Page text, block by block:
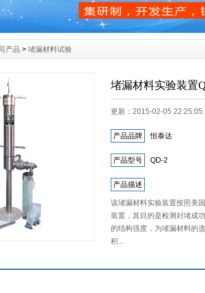
产品 > 堵漏材料试验
堵漏材料实验装置
更新：2015-02-05
产品品牌 恒泰达
产品型号 QD-2
产品描述
该堵漏材料实验装置按照美
装置，其目的是检测封堵成
的结构强度，为堵漏材料的
积...